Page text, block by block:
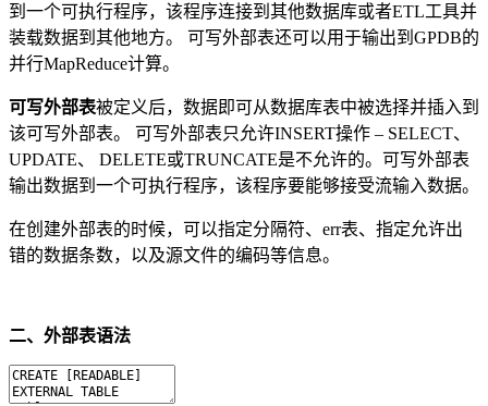
到一个可执行程序，该程序连接到其他数据库或者ETL工具并
装载数据到其他地方。 可写外部表还可以用于输出到GPDB的
并行MapReduce计算。
可写外部表被定义后，数据即可从数据库表中被选择并插入到
该可写外部表。 可写外部表只允许INSERT操作 – SELECT、
UPDATE、 DELETE或TRUNCATE是不允许的。可写外部表
输出数据到一个可执行程序，该程序要能够接受流输入数据。
在创建外部表的时候，可以指定分隔符、err表、指定允许出
错的数据条数，以及源文件的编码等信息。
二、外部表语法